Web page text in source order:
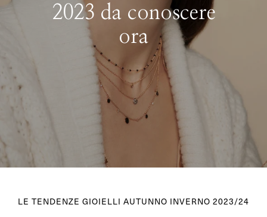
2023 da conoscere
ora
LE TENDENZE GIOIELLI AUTUNNO INVERNO 2023/24